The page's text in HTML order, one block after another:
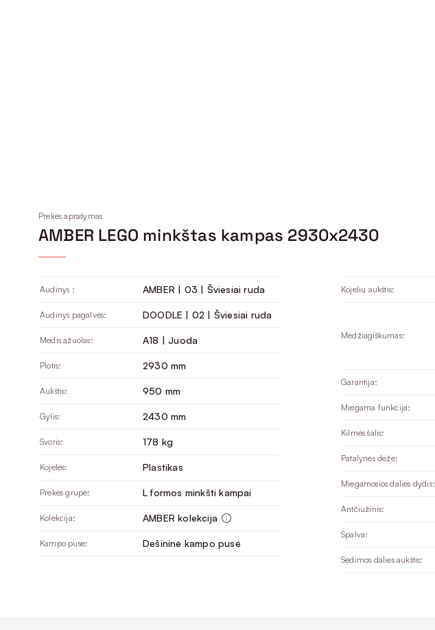
Prekės aprašymas
AMBER LEGO minkštas kampas 2930x2430
Audinys : AMBER | 03 | Šviesiai ruda
Audinys pagalvės: DOODLE | 02 | Šviesiai ruda
Medis ąžuolas: A18 | Juoda
Plotis: 2930 mm
Aukštis: 950 mm
Gylis: 2430 mm
Svoris: 178 kg
Kojelės: Plastikas
Prekės grupė: L formos minkšti kampai
Kolekcija: AMBER kolekcija
Kampo pusė: Dešininė kampo pusė
Kojelių aukštis:
Medžiagiškumas:
Garantija:
Miegama funkcija:
Kilmės šalis:
Patalynės dėžė:
Miegamosios dalies dydis:
Antčiužinis:
Spalva:
Sėdimos dalies aukštis: